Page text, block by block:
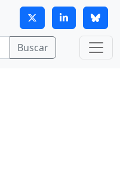
Buscar